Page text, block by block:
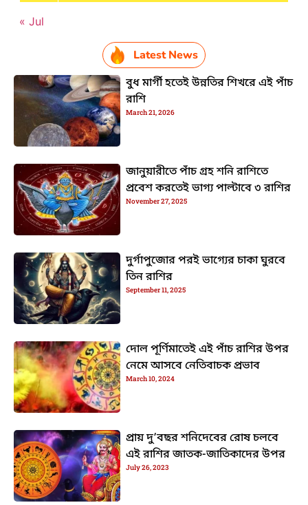
« Jul
Latest News
বুধ মার্গী হতেই উন্নতির শিখরে এই পাঁচ
রাশি
March 21, 2026
জানুয়ারীতে পাঁচ গ্রহ শনি রাশিতে
প্রবেশ করতেই ভাগ্য পাল্টাবে ৩ রাশির
November 27, 2025
দুর্গাপুজোর পরই ভাগ্যের চাকা ঘুরবে
তিন রাশির
September 11, 2025
দোল পূর্ণিমাতেই এই পাঁচ রাশির উপর
নেমে আসবে নেতিবাচক প্রভাব
March 10, 2024
প্রায় দু’বছর শনিদেবের রোষ চলবে
এই রাশির জাতক-জাতিকাদের উপর
July 26, 2023